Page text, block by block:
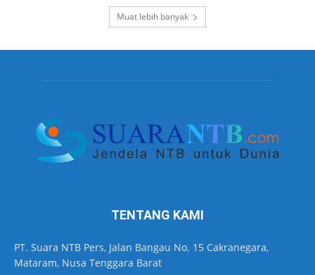
Muat lebih banyak
TENTANG KAMI
PT. Suara NTB Pers, Jalan Bangau No. 15 Cakranegara,
Mataram, Nusa Tenggara Barat